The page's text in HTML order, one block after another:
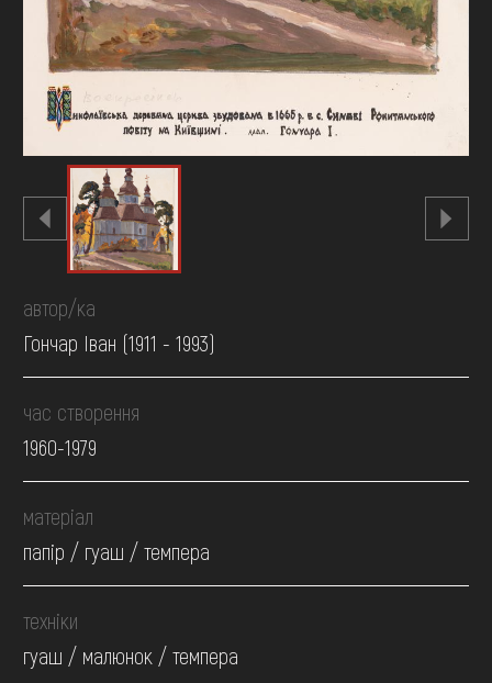
автор/ка
Гончар Іван (1911 - 1993)
час створення
1960-1979
матеріал
папір / гуаш / темпера
техніки
гуаш / малюнок / темпера